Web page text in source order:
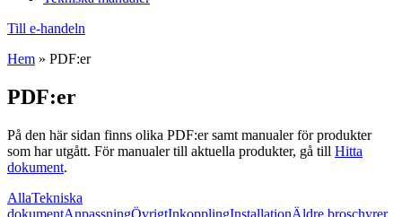
Till e-handeln
Hem » PDF:er
PDF:er
På den här sidan finns olika PDF:er samt manualer för produkter
som har utgått. För manualer till aktuella produkter, gå till Hitta
dokument.
AllaTekniska
dokumentAnpassningÖvrigtInkopplingInstallationÄldre broschyrer